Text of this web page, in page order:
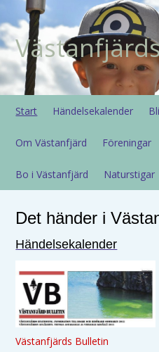
Start Händelsekalender
Om Västanfjärd Föreningar
Bo i Västanfjärd Naturstigar
Det händer i
Händelsekalender
Västanfjärds Bulletin